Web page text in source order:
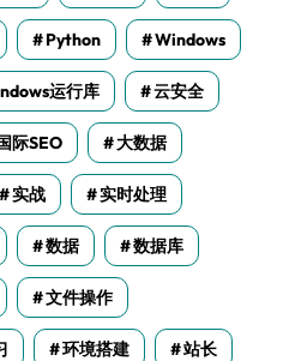
Python Windows
运行库 云安全
际SEO 大数据
实战 实时处理
数据 数据库
文件操作
环境搭建 站长